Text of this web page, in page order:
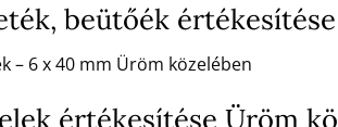
beütőék
– 6 x 40 mm Üröm közelében
értékesítése Üröm